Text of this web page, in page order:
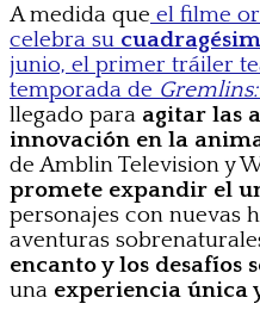
A medida que el filme
celebra su
junio, el primer tráiler
temporada de
llegado para agitar las
innovación en la
de Amblin Television y
promete expandir el
personajes con nuevas
aventuras
encanto y los desafíos
una experiencia única